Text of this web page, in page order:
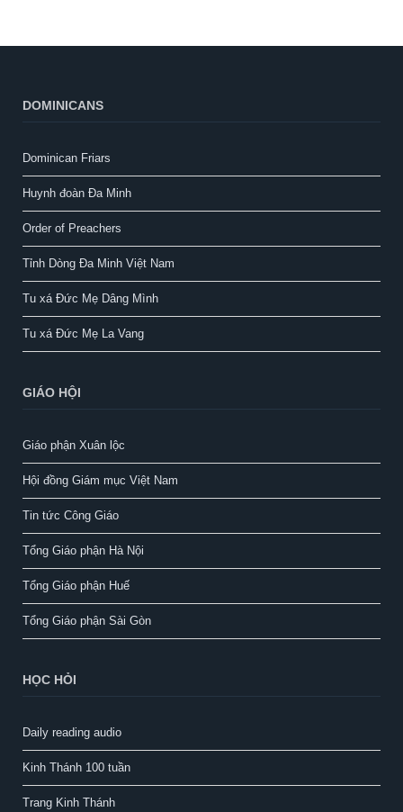
DOMINICANS
Dominican Friars
Huynh đoàn Đa Minh
Order of Preachers
Tỉnh Dòng Đa Minh Việt Nam
Tu xá Đức Mẹ Dâng Mình
Tu xá Đức Mẹ La Vang
GIÁO HỘI
Giáo phận Xuân lộc
Hội đồng Giám mục Việt Nam
Tin tức Công Giáo
Tổng Giáo phận Hà Nội
Tổng Giáo phận Huế
Tổng Giáo phận Sài Gòn
HỌC HỎI
Daily reading audio
Kinh Thánh 100 tuần
Trang Kinh Thánh